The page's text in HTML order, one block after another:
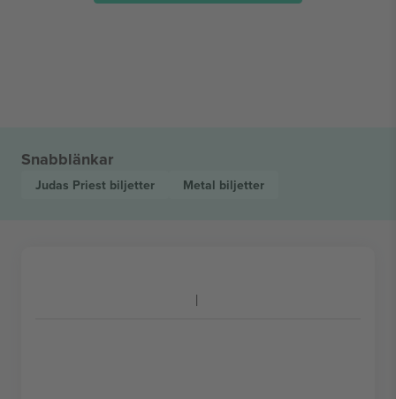
Snabblänkar
Judas Priest biljetter Metal biljetter